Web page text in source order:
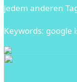
jedem anderen
Keywords: google